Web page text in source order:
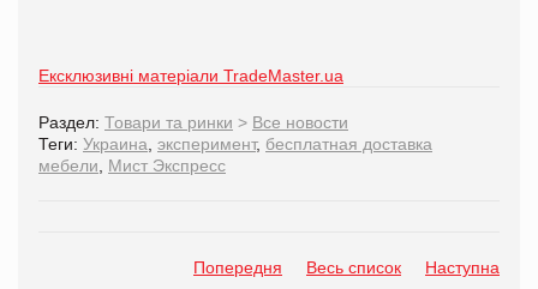
Ексклюзивні матеріали TradeMaster.ua
Раздел: Товари та ринки > Все новости
Теги: Украина эксперимент, бесплатная доставка
мебели
Мист Экспресс
Попередня Весь список Наступна